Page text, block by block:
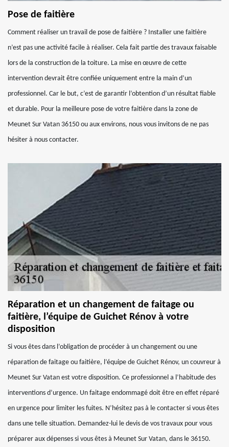
Pose de faitière
Comment réaliser un travail de pose de faitière ? Installer une faitière
n’est pas une activité facile à réaliser. Cela fait partie des travaux faisable
lors de la construction de la toiture. La mise en œuvre de cette
intervention devrait être confiée uniquement entre la main d’un
professionnel. Car le but, c’est de garantir l’obtention d’un résultat fiable
et durable. Pour la meilleure pose de votre faitière dans la zone de
Meunet Sur Vatan 36150 ou aux environs, nous vous invitons de ne pas
hésiter à nous contacter.
Réparation et un changement de faitage ou
faitière, l’équipe de Guichet Rénov à votre
disposition
Si vous êtes dans l’obligation de procéder à un changement ou une
réparation de faitage ou faitière, l’équipe de Guichet Rénov, un couvreur à
Meunet Sur Vatan est votre disposition. Ce professionnel a l’habitude des
interventions d’urgence. Un faitage endommagé doit être en effet réparé
en urgence pour limiter les fuites. N’hésitez pas à le contacter si vous êtes
dans une telle situation. Demandez-lui le devis de vos travaux pour vous
préparer aux dépenses si vous êtes à Meunet Sur Vatan, dans le 36150.